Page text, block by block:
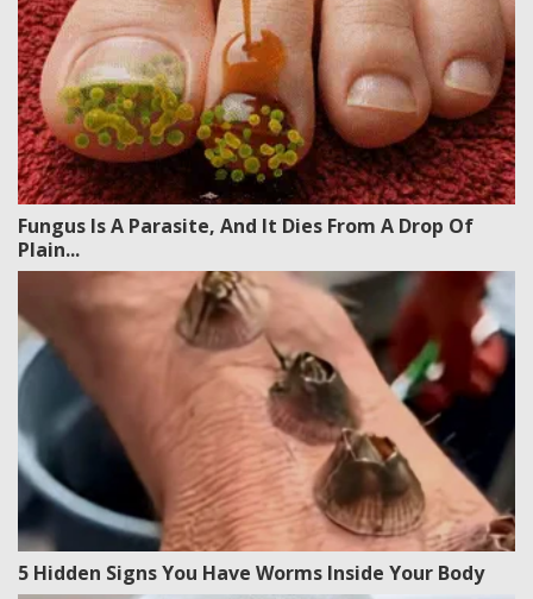
Fungus Is A Parasite, And It Dies From A Drop Of
Plain...
5 Hidden Signs You Have Worms Inside Your Body